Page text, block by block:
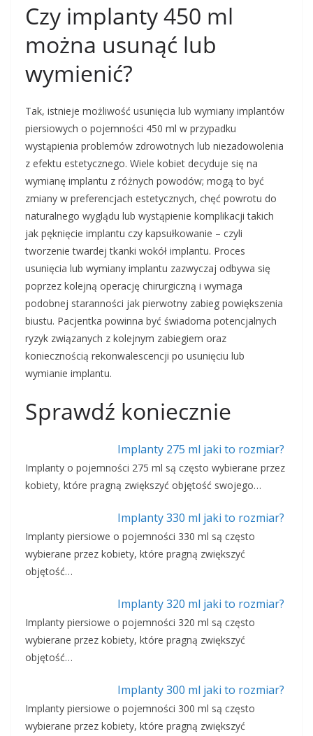
Czy implanty 450 ml
można usunąć lub
wymienić?
Tak, istnieje możliwość usunięcia lub wymiany implantów
piersiowych o pojemności 450 ml w przypadku
wystąpienia problemów zdrowotnych lub niezadowolenia
z efektu estetycznego. Wiele kobiet decyduje się na
wymianę implantu z różnych powodów; mogą to być
zmiany w preferencjach estetycznych, chęć powrotu do
naturalnego wyglądu lub wystąpienie komplikacji takich
jak pęknięcie implantu czy kapsułkowanie – czyli
tworzenie twardej tkanki wokół implantu. Proces
usunięcia lub wymiany implantu zazwyczaj odbywa się
poprzez kolejną operację chirurgiczną i wymaga
podobnej staranności jak pierwotny zabieg powiększenia
biustu. Pacjentka powinna być świadoma potencjalnych
ryzyk związanych z kolejnym zabiegiem oraz
koniecznością rekonwalescencji po usunięciu lub
wymianie implantu.
Sprawdź koniecznie
Implanty 275 ml jaki to rozmiar?
Implanty o pojemności 275 ml są często wybierane przez
kobiety, które pragną zwiększyć objętość swojego…
Implanty 330 ml jaki to rozmiar?
Implanty piersiowe o pojemności 330 ml są często
wybierane przez kobiety, które pragną zwiększyć
objętość…
Implanty 320 ml jaki to rozmiar?
Implanty piersiowe o pojemności 320 ml są często
wybierane przez kobiety, które pragną zwiększyć
objętość…
Implanty 300 ml jaki to rozmiar?
Implanty piersiowe o pojemności 300 ml są często
wybierane przez kobiety, które pragną zwiększyć